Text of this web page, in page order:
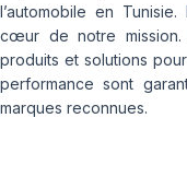
l’automobile en
cœur de notre mission.
produits et solutions
performance sont
marques reconnues.